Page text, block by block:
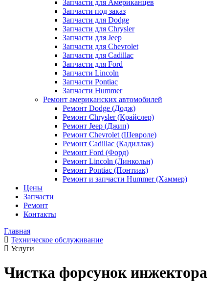
Запчасти для Американцев
Запчасти под заказ
Запчасти для Dodge
Запчасти для Chrysler
Запчасти для Jeep
Запчасти для Chevrolet
Запчасти для Cadillac
Запчасти для Ford
Запчасти Lincoln
Запчасти Pontiac
Запчасти Hummer
Ремонт американских автомобилей
Ремонт Dodge (Додж)
Ремонт Chrysler (Крайслер)
Ремонт Jeep (Джип)
Ремонт Chevrolet (Шевроле)
Ремонт Cadillac (Кадиллак)
Ремонт Ford (Форд)
Ремонт Lincoln (Линкольн)
Ремонт Pontiac (Понтиак)
Ремонт и запчасти Hummer (Хаммер)
Цены
Запчасти
Ремонт
Контакты
Главная
Техническое обслуживание
Услуги
Чистка форсунок инжектора